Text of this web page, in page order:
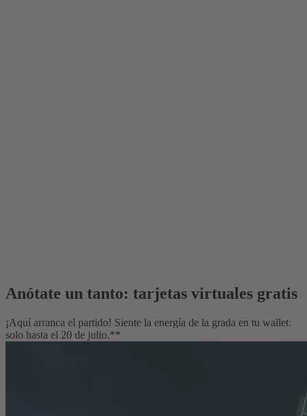
Anótate un tanto: tarjetas virtuales gratis
¡Aquí arranca el partido! Siente la energía de la grada en tu wallet:
solo hasta el 20 de julio.**